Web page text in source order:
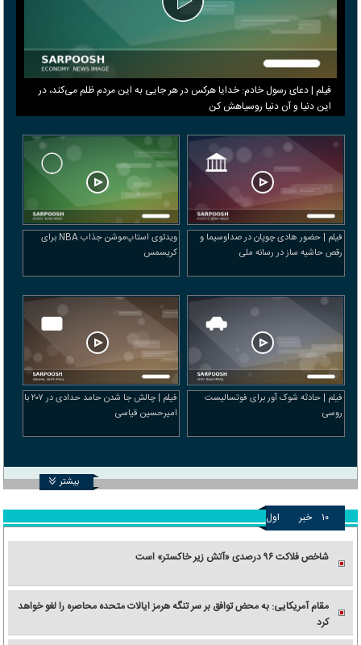
فیلم | دعای رسول خادم: خدایا هرکس در هر جایی به این مردم ظلم می‌کند، در
این دنیا و آن دنیا روسیاهش کن
فیلم | حضور هادی چوپان در صداوسیما و
رقص حاشیه ساز در رسانه ملی
ویدئوی استاپ‌موشن جذاب NBA برای
کریسمس
فیلم | حادثه شوک آور برای فوتسالیست
روسی
فیلم | چالش جا شدن حامد حدادی در ۲۰۷ با
امیرحسین قیاسی
بیشتر
۱۰ خبر اول
شاخص فلاکت ۹۶ درصدی «آتش زیر خاکستر» است
مقام آمریکایی: به محض توافق بر سر تنگه هرمز ایالات متحده محاصره را لغو خواهد
کرد